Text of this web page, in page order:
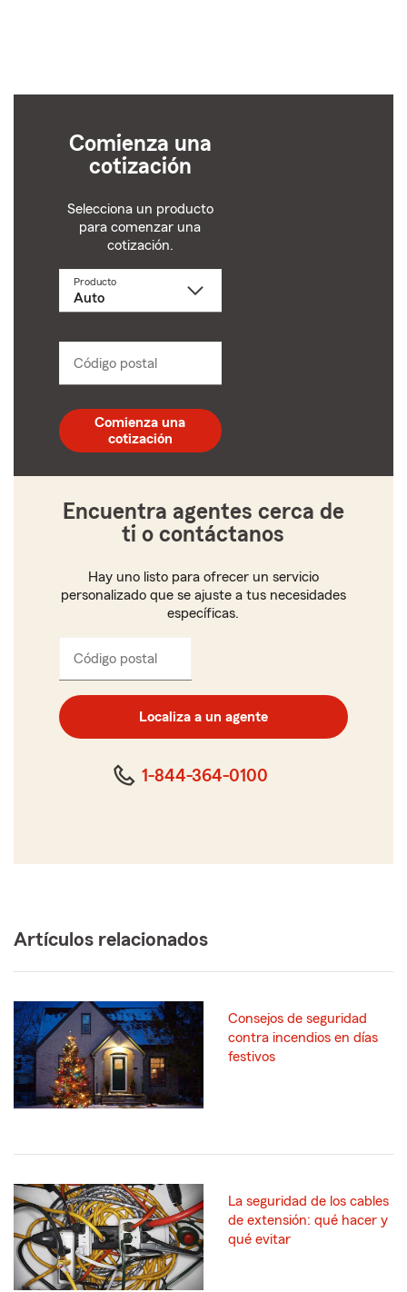
Comienza una
cotización
Selecciona un producto
para comenzar una
cotización.
ProductoSelecciona
Código postal
postal
de
5
Comienza una
cotización
Encuentra agentes cerca de
ti o contáctanos
Hay uno listo para ofrecer un servicio
personalizado que se ajuste a tus necesidades
específicas.
Código postal
código
postal
de
cinco
Localiza a un agente
1-844-364-0100
Artículos relacionados
Consejos de seguridad
contra incendios en días
festivos
La seguridad de los cables
de extensión: qué hacer y
qué evitar